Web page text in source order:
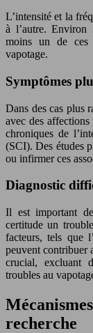
L’intensité et la
à l’autre. Environ
moins un de ces
vapotage.
Symptômes
Dans des cas plus
avec des
chroniques de
(SCI). Des études
ou infirmer ces
Diagnostic
Il est important
certitude un
facteurs, tels que
peuvent contribuer
crucial, excluant
troubles au
recherche